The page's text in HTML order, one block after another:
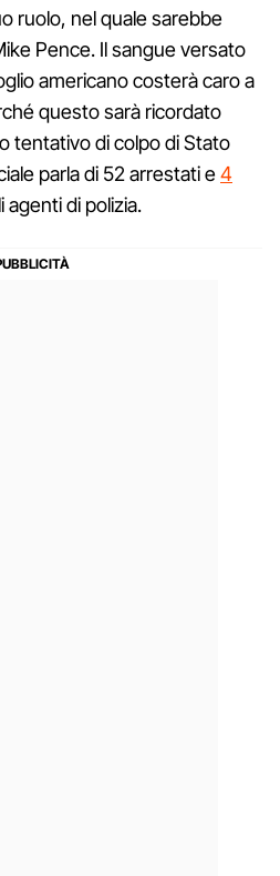
ruolo, nel quale sarebbe
Pence. Il sangue versato
americano costerà caro a
questo sarà ricordato
tentativo di colpo di Stato
parla di 52 arrestati e4
agenti di polizia.